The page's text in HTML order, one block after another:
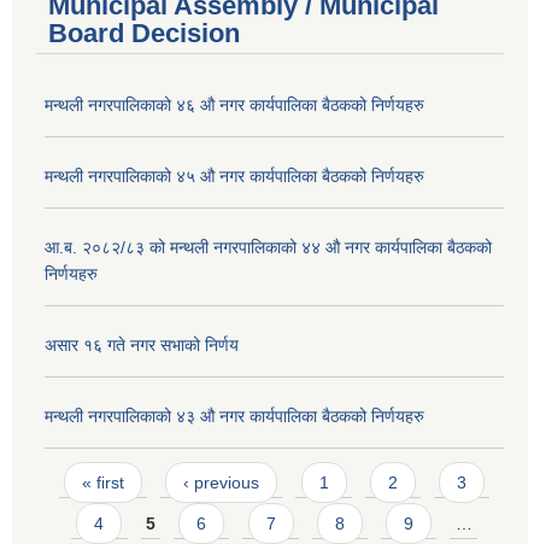
Board Decision
मन्थली नगरपालिकाको ४६ औ नगर कार्यपालिका बैठकको निर्णयहरु
मन्थली नगरपालिकाको ४५ औ नगर कार्यपालिका बैठकको निर्णयहरु
आ.ब. २०८२/८३ को मन्थली नगरपालिकाको ४४ औ नगर कार्यपालिका बैठकको
निर्णयहरु
असार १६ गते नगर सभाको निर्णय
मन्थली नगरपालिकाको ४३ औ नगर कार्यपालिका बैठकको निर्णयहरु
Pages
« first ‹ previous 1 2 3
4 5 6 7 8 9